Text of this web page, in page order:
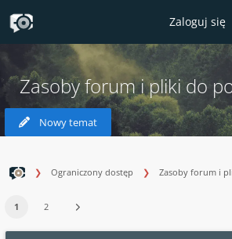
Zaloguj się
Zasoby forum i pliki do
Nowy temat
Ograniczony dostęp Zasoby forum i
1 2